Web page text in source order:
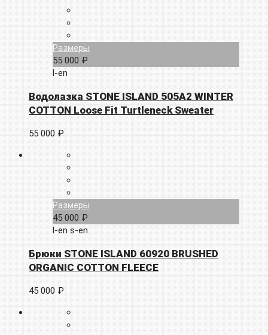
Размеры
55 000 ₽
l-en
Водолазка STONE ISLAND 505A2 WINTER
COTTON Loose Fit Turtleneck Sweater
55 000 ₽
Размеры
45 000 ₽
l-en s-en
Брюки STONE ISLAND 60920 BRUSHED
ORGANIC COTTON FLEECE
45 000 ₽